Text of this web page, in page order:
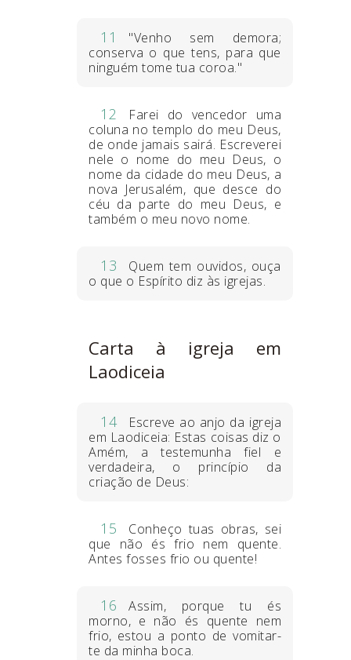
11
"Venho sem demora;
conserva o que tens, para que
ninguém tome tua coroa."
12
Farei do vencedor uma
coluna no templo do meu Deus,
de onde jamais sairá. Escreverei
nele o nome do meu Deus, o
nome da cidade do meu Deus, a
nova Jerusalém, que desce do
céu da parte do meu Deus, e
também o meu novo nome.
13
Quem tem ouvidos, ouça
o que o Espírito diz às igrejas.
Carta à igreja em
Laodiceia
14
Escreve ao anjo da igreja
em Laodiceia: Estas coisas diz o
Amém, a testemunha fiel e
verdadeira, o princípio da
criação de Deus:
15
Conheço tuas obras, sei
que não és frio nem quente.
Antes fosses frio ou quente!
16
Assim, porque tu és
morno, e não és quente nem
frio, estou a ponto de vomitar-
te da minha boca.